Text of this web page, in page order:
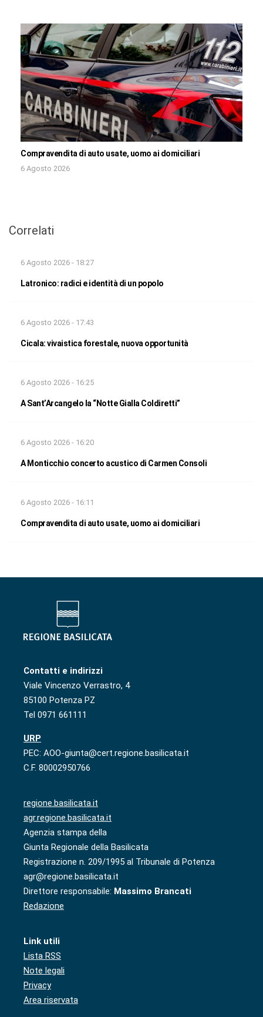
Compravendita di auto usate, uomo ai domiciliari
6 Agosto 2026
Correlati
6 Agosto 2026 - 18:27
Latronico: radici e identità di un popolo
6 Agosto 2026 - 17:43
Cicala: vivaistica forestale, nuova opportunità
6 Agosto 2026 - 16:25
A Sant’Arcangelo la “Notte Gialla Coldiretti”
6 Agosto 2026 - 16:20
A Monticchio concerto acustico di Carmen Consoli
6 Agosto 2026 - 16:11
Compravendita di auto usate, uomo ai domiciliari
Contatti e indirizzi
Viale Vincenzo Verrastro, 4
85100 Potenza PZ
Tel 0971 661111
URP
PEC: AOO-giunta@cert.regione.basilicata.it
C.F. 80002950766
regione.basilicata.it
agr.regione.basilicata.it
Agenzia stampa della
Giunta Regionale della Basilicata
Registrazione n. 209/1995 al Tribunale di Potenza
agr@regione.basilicata.it
Direttore responsabile: Massimo Brancati
Redazione
Link utili
Lista RSS
Note legali
Privacy
Area riservata